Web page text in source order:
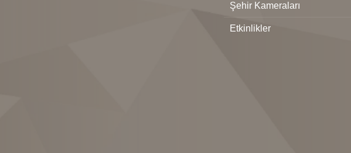
Şehir Kameraları
Etkinlikler